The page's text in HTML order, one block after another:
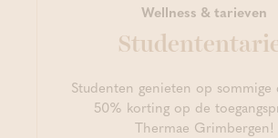
Wellness & tarieven
Studenten genieten op sommige
50% korting op de
Thermae Grimbergen!